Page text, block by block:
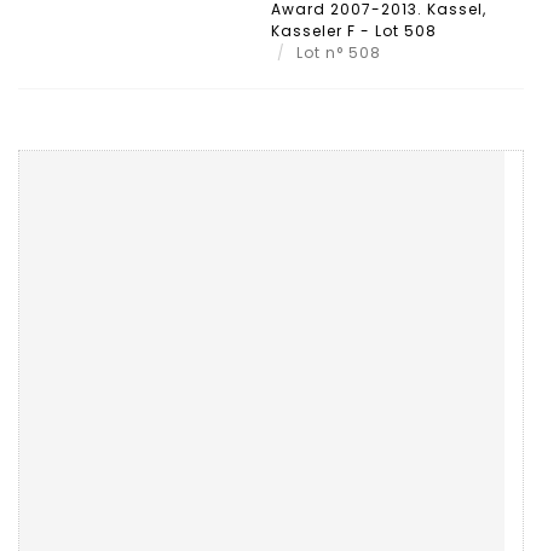
Award 2007-2013. Kassel,
Kasseler F - Lot 508
Lot n° 508